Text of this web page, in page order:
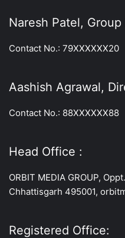
Naresh Patel, Group
Contact No.: 79XXXXXX20
Aashish Agrawal,
Contact No.: 88XXXXXX88
Head Office :
ORBIT MEDIA GROUP,
Chhattisgarh 495001,
Registered Office: